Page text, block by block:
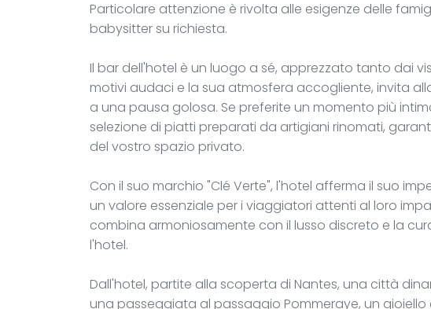
Particolare attenzione è rivolta alle esigenze delle
babysitter su richiesta.
Il bar dell'hotel è un luogo a sé, apprezzato tanto dai
motivi audaci e la sua atmosfera accogliente, invita
a una pausa golosa. Se preferite un momento più
selezione di piatti preparati da artigiani rinomati,
del vostro spazio privato.
Con il suo marchio "Clé Verte", l'hotel afferma il suo
un valore essenziale per i viaggiatori attenti al loro
combina armoniosamente con il lusso discreto e la
l'hotel.
Dall'hotel, partite alla scoperta di Nantes, una città
una passeggiata al passaggio Pommeraye, un